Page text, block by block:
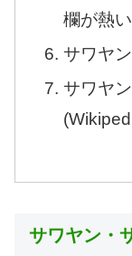
欄が熱い
サワヤ
サワヤ
サワヤン・